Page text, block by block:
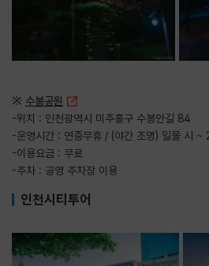
※ 수봉공원
-위치 : 인천광역시 미추홀구 수봉안길 84
-운영시간 : 연중무휴 / (야간 조명) 일몰 시 ~
-이용요금 : 무료
-주차 : 공영 주차장 이용
인천시티투어